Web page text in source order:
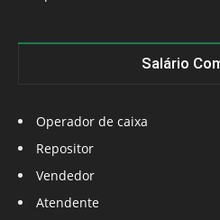
Salário
Operador de caixa
Repositor
Vendedor
Atendente